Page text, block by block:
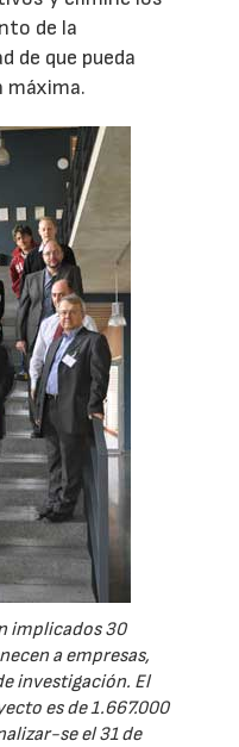
de la
de que pueda
máxima.
implicados 30
a empresas,
investigación. El
es de 1.667.000
se el 31 de